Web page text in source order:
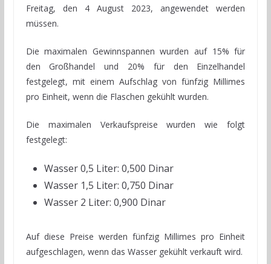
Freitag, den 4 August 2023, angewendet werden
müssen.
Die maximalen Gewinnspannen wurden auf 15% für
den Großhandel und 20% für den Einzelhandel
festgelegt, mit einem Aufschlag von fünfzig Millimes
pro Einheit, wenn die Flaschen gekühlt wurden.
Die maximalen Verkaufspreise wurden wie folgt
festgelegt:
Wasser 0,5 Liter: 0,500 Dinar
Wasser 1,5 Liter: 0,750 Dinar
Wasser 2 Liter: 0,900 Dinar
Auf diese Preise werden fünfzig Millimes pro Einheit
aufgeschlagen, wenn das Wasser gekühlt verkauft wird.